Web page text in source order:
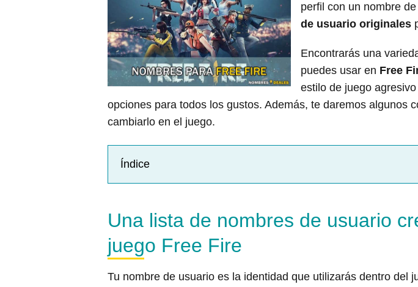
perfil con un nombre
de usuario originales
Encontrarás una
puedes usar en Free
estilo de juego
opciones para todos los gustos. Además, te daremos algunos
cambiarlo en el juego.
Índice
Una lista de nombres de usuario
juego Free Fire
Tu nombre de usuario es la identidad que utilizarás dentro del